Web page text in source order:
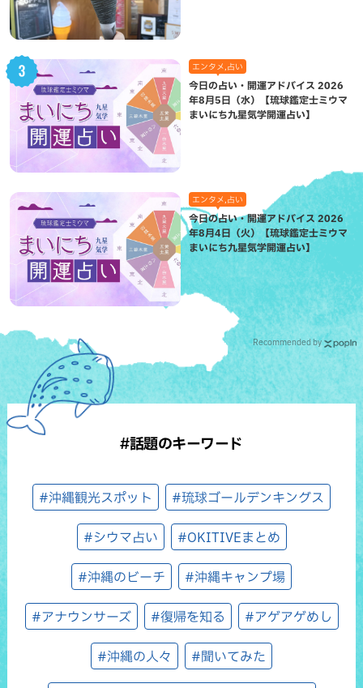
エンタメ,占い
今日の占い・開運アドバイス 2026
年8月5日（水）【琉球鑑定士ミウマ
まいにち九星気学開運占い】
エンタメ,占い
今日の占い・開運アドバイス 2026
年8月4日（火）【琉球鑑定士ミウマ
まいにち九星気学開運占い】
Recommended by
#話題のキーワード
#沖縄観光スポット #琉球ゴールデンキングス
#シウマ占い #OKITIVEまとめ
#沖縄のビーチ #沖縄キャンプ場
#アナウンサーズ #復帰を知る #アゲアゲめし
#沖縄の人々 #聞いてみた